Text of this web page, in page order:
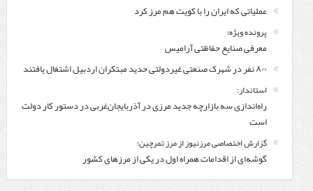
عملیاتی که ایران را با کویت هم مرز کرد
پرونده ویژه؛
معرفی صنایع حفاظتی آرامیس
۸۰۰ نفر در شهرک صنعتی غیردولتی حدید مبتکران اردبیل اشتغال یافتند
استاندار:
راه‌اندازی سه بازارچه جدید مرزی در آذربایجان‌غربی در دستور کار دولت
است
گزارش اختصاصی مرزنیوز از مرز تمرچین؛
گوشه‌ای از اقدامات همراه اول در یکی از مرزهای کشور